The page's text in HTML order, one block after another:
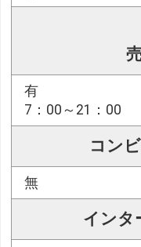
有
7：00～21：00
コン
無
インタ